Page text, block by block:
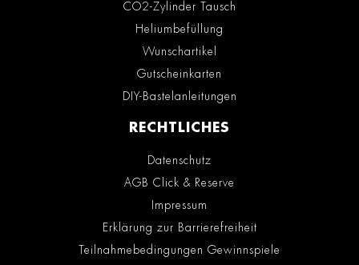
CO2-Zylinder Tausch
Heliumbefüllung
Wunschartikel
Gutscheinkarten
DIY-Bastelanleitungen
RECHTLICHES
Datenschutz
AGB Click & Reserve
Impressum
Erklärung zur Barrierefreiheit
Teilnahmebedingungen Gewinnspiele